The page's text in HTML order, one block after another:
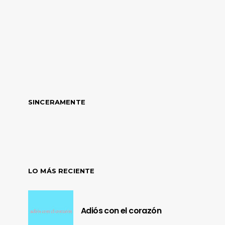
SINCERAMENTE
LO MÁS RECIENTE
Adiós con el corazón